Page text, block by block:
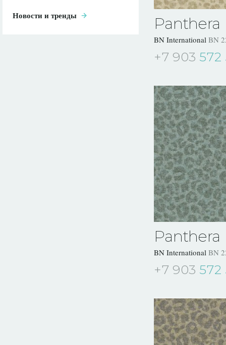
Новости и тренды Panthera
BN International BN
+7 903 572
Panthera
BN International BN
+7 903 572